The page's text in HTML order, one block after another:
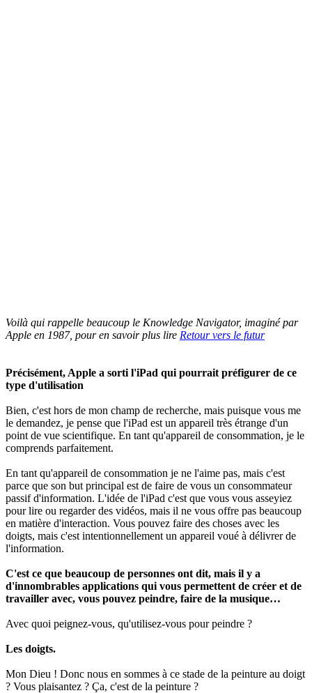
Voilà qui rappelle beaucoup le Knowledge Navigator, imaginé par
Apple en 1987, pour en savoir plus lire Retour vers le futur
Précisément, Apple a sorti l'iPad qui pourrait préfigurer de ce
type d'utilisation
Bien, c'est hors de mon champ de recherche, mais puisque vous me
le demandez, je pense que l'iPad est un appareil très étrange d'un
point de vue scientifique. En tant qu'appareil de consommation, je le
comprends parfaitement.
En tant qu'appareil de consommation je ne l'aime pas, mais c'est
parce que son but principal est de faire de vous un consommateur
passif d'information. L'idée de l'iPad c'est que vous vous asseyiez
pour lire ou regarder des vidéos, mais il ne vous offre pas beaucoup
en matière d'interaction. Vous pouvez faire des choses avec les
doigts, mais c'est intentionnellement un appareil voué à délivrer de
l'information.
C'est ce que beaucoup de personnes ont dit, mais il y a
d'innombrables applications qui vous permettent de créer et de
travailler avec, vous pouvez peindre, faire de la musique…
Avec quoi peignez-vous, qu'utilisez-vous pour peindre ?
Les doigts.
Mon Dieu ! Donc nous en sommes à ce stade de la peinture au doigt
? Vous plaisantez ? Ça, c'est de la peinture ?